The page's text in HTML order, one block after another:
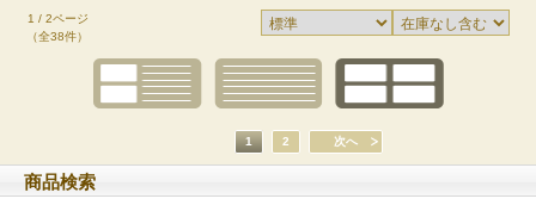
1 / 2ページ
（全38件）
1 2 次へ
商品検索